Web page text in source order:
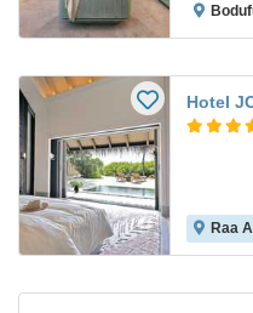
Hotel
Raa